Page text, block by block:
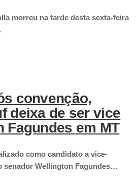
morreu na tarde desta sexta-feira
convenção,
deixa de ser vice
Fagundes em MT
como candidato a vice-
senador Wellington Fagundes…